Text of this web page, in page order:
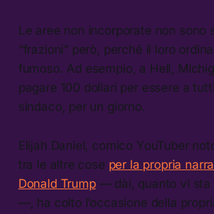
Le aree non incorporate non sono
“frazioni” però, perché il loro
fumoso. Ad esempio, a Hell,
pagare 100 dollari per essere a
sindaco, per un giorno.
Elijah Daniel, comico YouTuber
tra le altre cose per la propria
Donald Trump— dài, quanto vi sta
—, ha colto l’occasione della